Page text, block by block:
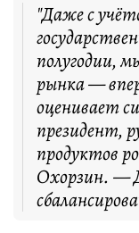
"Даже с
полугодии,
рынка —
оценивает
президент,
продуктов
Охорзин. —